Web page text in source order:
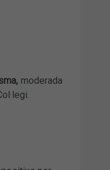
moderada